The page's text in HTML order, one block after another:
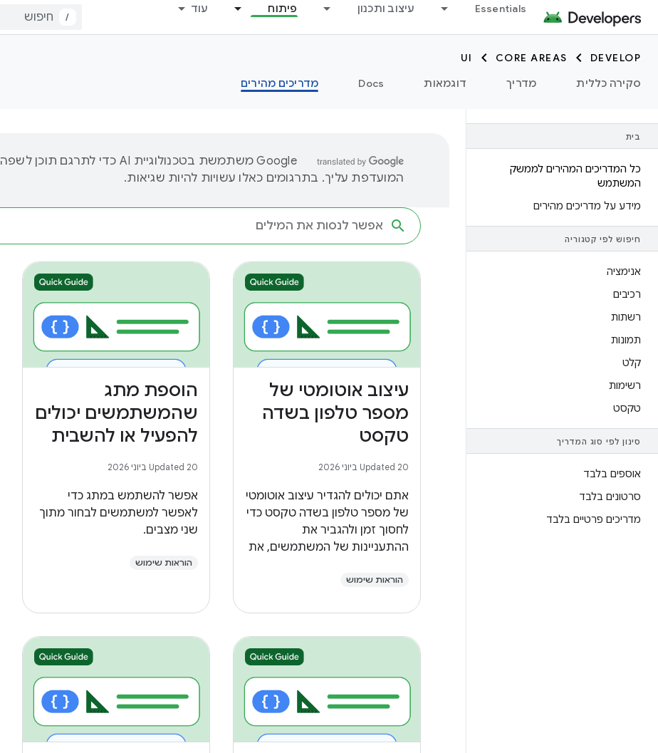
Essentials עיצוב ותכנון פיתוח עוד
/
DEVELOP
CORE AREAS
UI
סקירה כללית
מדריך דוגמאות Docs מדריכים מהירים
בית
כל המדריכים המהירים לממשק
המשתמש
מידע על מדריכים מהירים
חיפוש לפי קטגוריה
אנימציה
רכיבים
רשתות
תמונות
קלט
רשימות
טקסט
סינון לפי סוג המדריך
אוספים בלבד
סרטונים בלבד
מדריכים פרטיים בלבד
‫Google משתמשת בטכנולוגיית AI כדי לתרגם תוכן לשפה
המועדפת עליך. בתרגומים כאלו עשויות להיות שגיאות.
עיצוב אוטומטי של
מספר טלפון בשדה
טקסט
Updated 20 ביוני 2026
אתם יכולים להגדיר עיצוב אוטומטי
של מספר טלפון בשדה טקסט כדי
לחסוך זמן ולהגביר את
ההתעניינות של המשתמשים, את
הוראות שימוש
הוספת מתג
שהמשתמשים יכולים
להפעיל או להשבית
Updated 20 ביוני 2026
אפשר להשתמש במתג כדי
לאפשר למשתמשים לבחור מתוך
שני מצבים.
הוראות שימוש